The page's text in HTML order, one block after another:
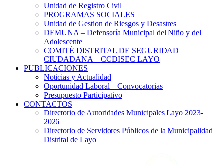
Unidad de Registro Civil
PROGRAMAS SOCIALES
Unidad de Gestion de Riesgos y Desastres
DEMUNA – Defensoría Municipal del Niño y del
Adolescente
COMITÉ DISTRITAL DE SEGURIDAD
CIUDADANA – CODISEC LAYO
PUBLICACIONES
Noticias y Actualidad
Oportunidad Laboral – Convocatorias
Presupuesto Participativo
CONTACTOS
Directorio de Autoridades Municipales Layo 2023-
2026
Directorio de Servidores Públicos de la Municipalidad
Distrital de Layo